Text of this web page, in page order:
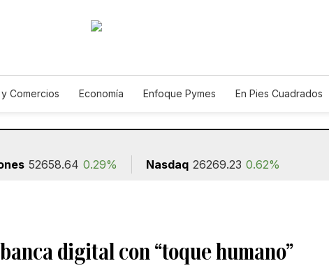
Comercios Economía Enfoque Pymes En Pies Cuadrados
52658.64 0.29% Nasdaq 26269.23 0.62%
digital con “toque humano”